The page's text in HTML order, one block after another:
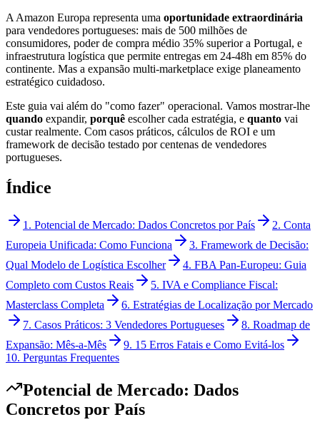
A Amazon Europa representa uma oportunidade extraordinária
para vendedores portugueses: mais de 500 milhões de
consumidores, poder de compra médio 35% superior a Portugal, e
infraestrutura logística que permite entregas em 24-48h em 85% do
continente. Mas a expansão multi-marketplace exige planeamento
estratégico cuidadoso.
Este guia vai além do "como fazer" operacional. Vamos mostrar-lhe
quando expandir, porquê escolher cada estratégia, e quanto vai
custar realmente. Com casos práticos, cálculos de ROI e um
framework de decisão testado por centenas de vendedores
portugueses.
Índice
1. Potencial de Mercado: Dados Concretos por País
2. Conta
Europeia Unificada: Como Funciona
3. Framework de Decisão:
Qual Modelo de Logística Escolher
4. FBA Pan-Europeu: Guia
Completo com Custos Reais
5. IVA e Compliance Fiscal:
Masterclass Completa
6. Estratégias de Localização por Mercado
7. Casos Práticos: 3 Vendedores Portugueses
8. Roadmap de
Expansão: Mês-a-Mês
9. 15 Erros Fatais e Como Evitá-los
10. Perguntas Frequentes
Potencial de Mercado: Dados
Concretos por País